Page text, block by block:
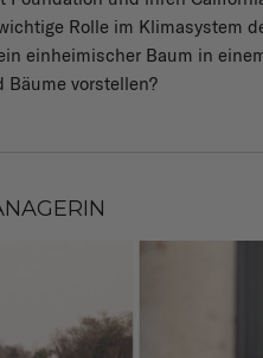
Rolle im Klimasystem
einheimischer Baum in
Bäume vorstellen?